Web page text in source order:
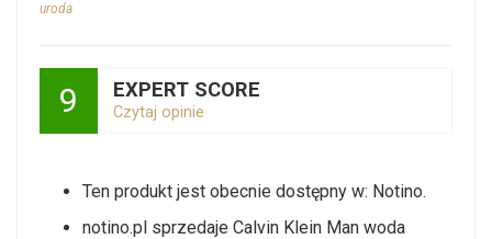
uroda
9 EXPERT SCORE
Czytaj opinie
Ten produkt jest obecnie dostępny w: Notino.
notino.pl sprzedaje Calvin Klein Man woda